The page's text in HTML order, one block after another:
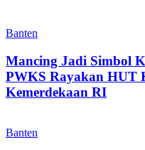
Banten
Mancing Jadi Simbol
PWKS Rayakan HUT
Kemerdekaan RI
Banten